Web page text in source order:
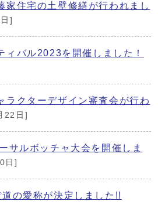
住宅の土壁修繕が行われまし
]
ィバル2023を開催しました！
ラクターデザイン審査会が行わ
22日]
サルボッチャ大会を開催しま
日]
道の愛称が決定しました!!